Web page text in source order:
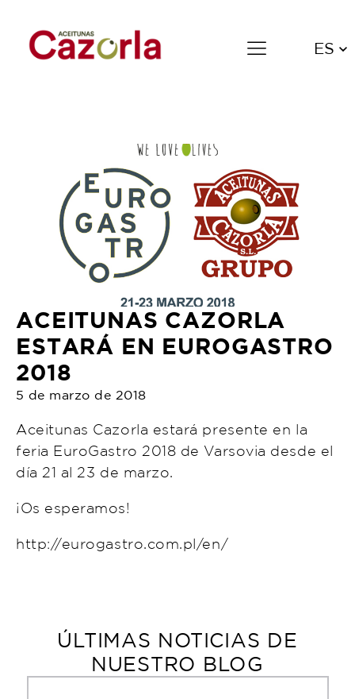
ES
ACEITUNAS CAZORLA
ESTARÁ EN EUROGASTRO
2018
5 de marzo de 2018
Aceitunas Cazorla estará presente en la
feria EuroGastro 2018 de Varsovia desde el
día 21 al 23 de marzo.
¡Os esperamos!
http://eurogastro.com.pl/en/
ÚLTIMAS NOTICIAS DE
NUESTRO BLOG